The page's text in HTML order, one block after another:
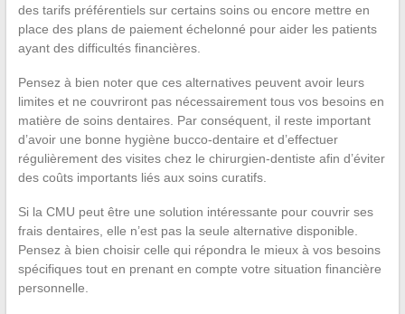
des tarifs préférentiels sur certains soins ou encore mettre en
place des plans de paiement échelonné pour aider les patients
ayant des difficultés financières.
Pensez à bien noter que ces alternatives peuvent avoir leurs
limites et ne couvriront pas nécessairement tous vos besoins en
matière de soins dentaires. Par conséquent, il reste important
d’avoir une bonne hygiène bucco-dentaire et d’effectuer
régulièrement des visites chez le chirurgien-dentiste afin d’éviter
des coûts importants liés aux soins curatifs.
Si la CMU peut être une solution intéressante pour couvrir ses
frais dentaires, elle n’est pas la seule alternative disponible.
Pensez à bien choisir celle qui répondra le mieux à vos besoins
spécifiques tout en prenant en compte votre situation financière
personnelle.